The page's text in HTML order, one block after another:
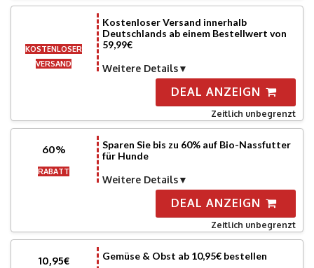
KOSTENLOSER
VERSAND
Kostenloser Versand innerhalb
Deutschlands ab einem Bestellwert von
59,99€
Weitere Details
DEAL ANZEIGN
Zeitlich unbegrenzt
60%
RABATT
Sparen Sie bis zu 60% auf Bio-Nassfutter
für Hunde
Weitere Details
DEAL ANZEIGN
Zeitlich unbegrenzt
10,95€
Gemüse & Obst ab 10,95€ bestellen